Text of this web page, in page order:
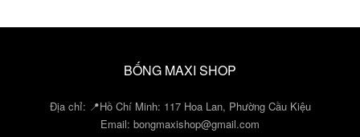
BỐNG MAXI SHOP
Địa chỉ: 📍Hồ Chí Minh: 117 Hoa Lan, Phường Cầu Kiệu
Email: bongmaxishop@gmail.com